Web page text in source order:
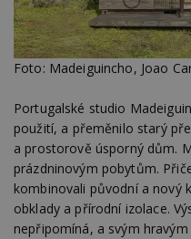
Foto: Madeiguincho, Joao
Portugalské studio
použití, a přeměnilo starý
a prostorově úsporný dům.
prázdninovým pobytům.
kombinovali původní a nový
obklady a přírodní izolace.
nepřipomíná, a svým